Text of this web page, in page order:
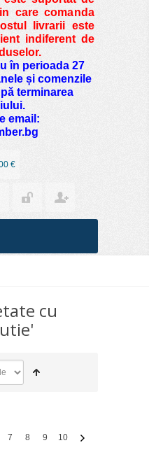
care comanda
livrarii este
indiferent de
în perioada 27
și comenzile
terminarea
email:
€
cu
7 8 9 10